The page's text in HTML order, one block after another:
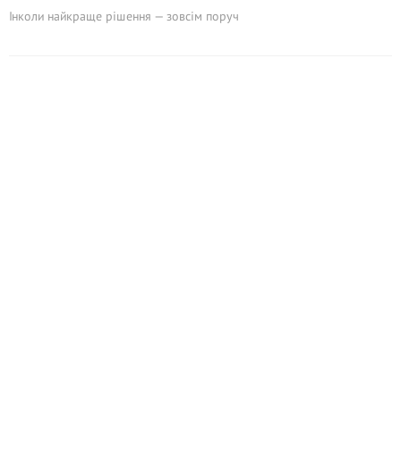
Інколи найкраще рішення — зовсім поруч